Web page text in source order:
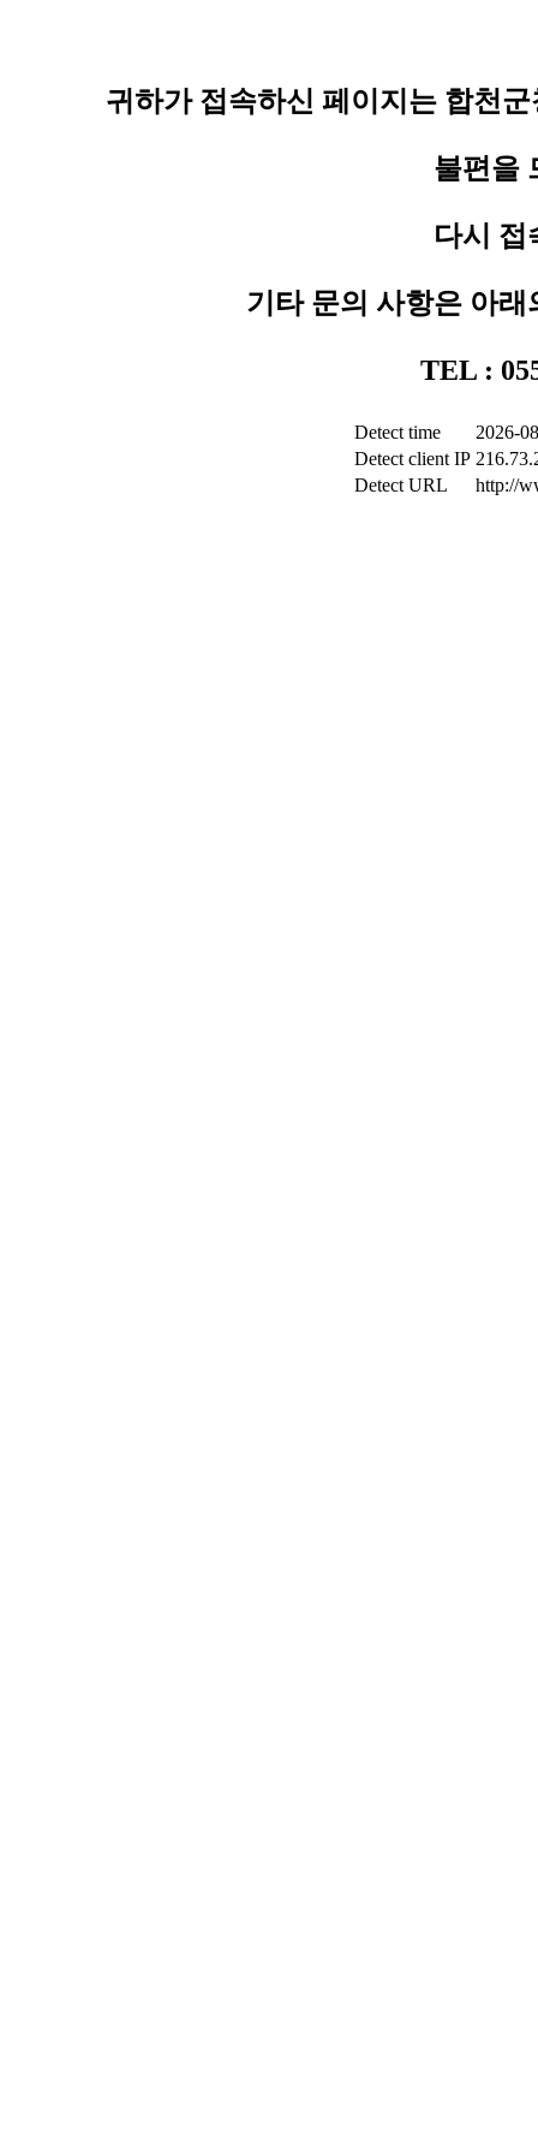
귀하가 접속하신 페이지는 합천
불편을
다시 접
기타 문의 사항은 아
TEL :
Detect time
2026-
Detect client IP
Detect URL
http://